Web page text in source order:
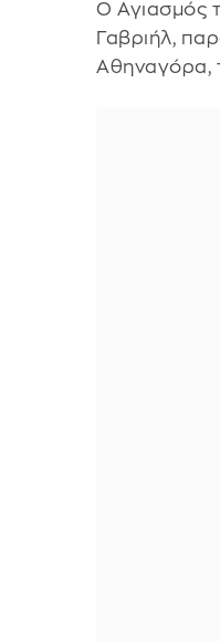
Ο Αγιασμός
Γαβριήλ,
Αθηναγόρα,